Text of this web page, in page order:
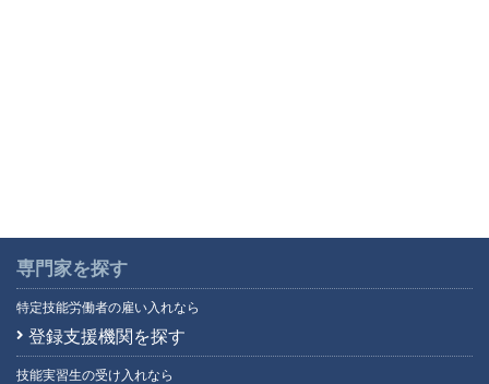
専門家を探す
特定技能労働者の雇い入れなら
登録支援機関を探す
技能実習生の受け入れなら